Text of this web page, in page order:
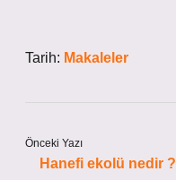
Tarih: Makaleler
Önceki Yazı
Hanefi ekolü nedir ?